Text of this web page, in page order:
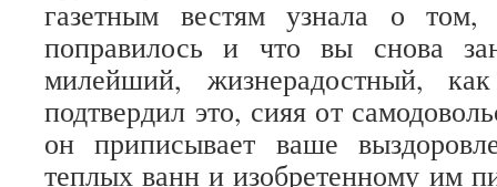
газетным вестям узнала о том,
поправилось и что вы снова
милейший, жизнерадостный,
подтвердил это, сияя от
он приписывает ваше
теплых ванн и изобретенному им